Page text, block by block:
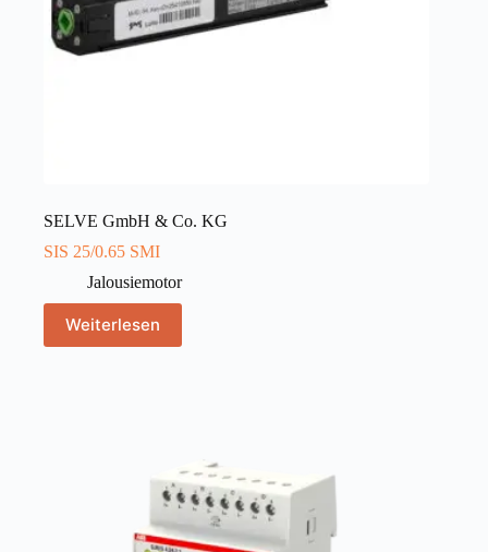
SELVE GmbH & Co. KG
SIS 25/0.65 SMI
Jalousiemotor
Weiterlesen